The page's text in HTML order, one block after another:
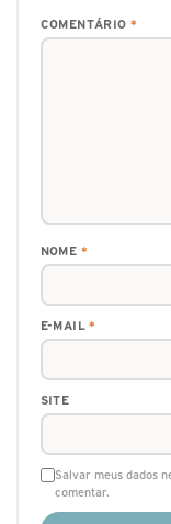
COMENTÁRIO *
NOME *
E-MAIL*
SITE
Salvar meus dados
comentar.